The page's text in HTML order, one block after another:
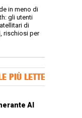
in meno di
gli utenti
di
rischiosi per
PIÙ LETTE
Al